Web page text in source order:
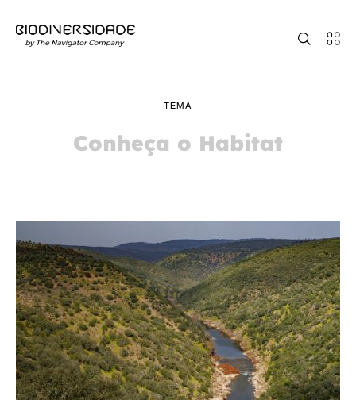
TEMA
Conheça o Habitat